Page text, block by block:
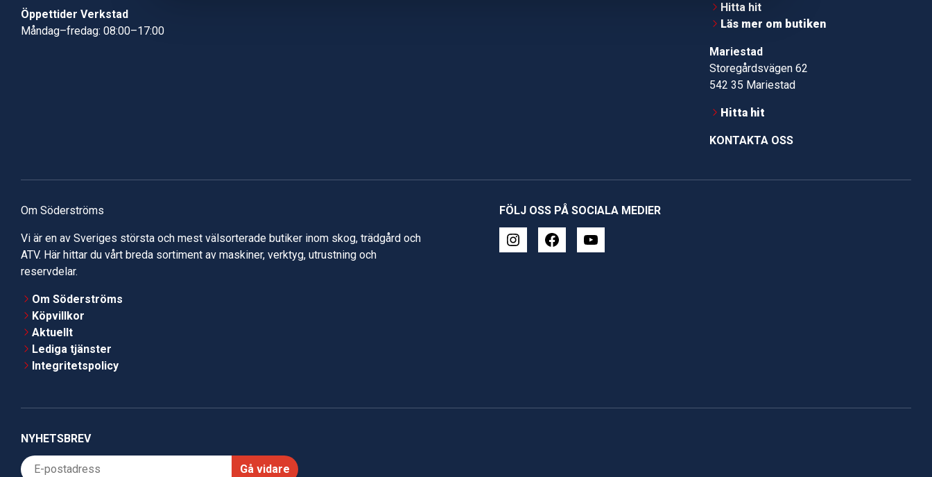
Öppettider Verkstad
Måndag–fredag: 08:00–17:00
Hitta hit
Läs mer om butiken
Mariestad
Storegårdsvägen 62
542 35 Mariestad
Hitta hit
KONTAKTA OSS
Om Söderströms
Vi är en av Sveriges största och mest välsorterade butiker inom skog, trädgård och
ATV. Här hittar du vårt breda sortiment av maskiner, verktyg, utrustning och
reservdelar.
Om Söderströms
Köpvillkor
Aktuellt
Lediga tjänster
Integritetspolicy
FÖLJ OSS PÅ SOCIALA MEDIER
NYHETSBREV
Gå vidare